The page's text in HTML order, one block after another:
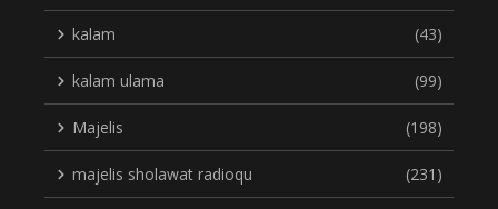
kalam (43)
kalam ulama (99)
Majelis (198)
majelis sholawat radioqu (231)